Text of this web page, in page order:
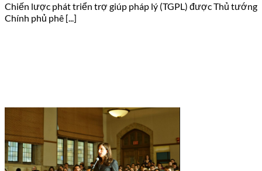
Chiến lược phát triển trợ giúp pháp lý (TGPL) được Thủ tướng
Chính phủ phê [...]